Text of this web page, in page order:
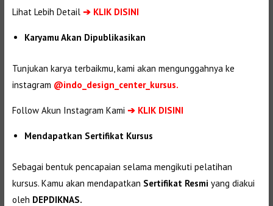
Lihat Lebih Detail ➔ KLIK DISINI
Karyamu Akan Dipublikasikan
Tunjukan karya terbaikmu, kami akan mengunggahnya ke
instagram @indo_design_center_kursus.
Follow Akun Instagram Kami ➔ KLIK DISINI
Mendapatkan Sertifikat Kursus
Sebagai bentuk pencapaian selama mengikuti pelatihan
kursus. Kamu akan mendapatkan Sertifikat Resmi yang diakui
oleh DEPDIKNAS.